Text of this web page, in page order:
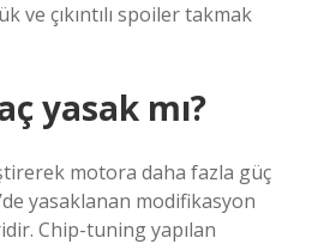
ve çıkıntılı spoiler takmak
yasak mı?
motora daha fazla güç
yasaklanan modifikasyon
Chip-tuning yapılan